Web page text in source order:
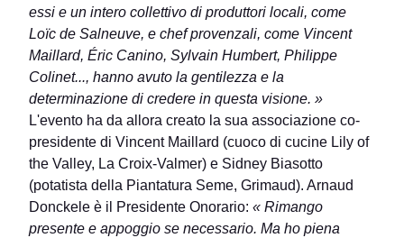
essi e un intero collettivo di produttori locali, come
Loïc de Salneuve, e chef provenzali, come Vincent
Maillard, Éric Canino, Sylvain Humbert, Philippe
Colinet..., hanno avuto la gentilezza e la
determinazione di credere in questa visione. »
L'evento ha da allora creato la sua associazione co-
presidente di Vincent Maillard (cuoco di cucine Lily of
the Valley, La Croix-Valmer) e Sidney Biasotto
(potatista della Piantatura Seme, Grimaud). Arnaud
Donckele è il Presidente Onorario: « Rimango
presente e appoggio se necessario. Ma ho piena